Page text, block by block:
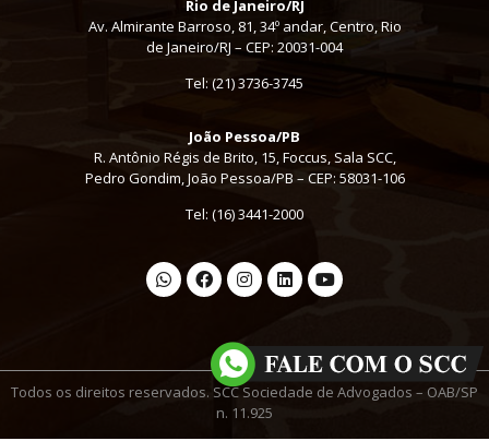
Rio de Janeiro/RJ
Av. Almirante Barroso, 81, 34º andar, Centro, Rio
de Janeiro/RJ – CEP: 20031-004
Tel: (21) 3736-3745
João Pessoa/PB
R. Antônio Régis de Brito, 15, Foccus, Sala SCC,
Pedro Gondim, João Pessoa/PB – CEP: 58031-106
Tel: (16) 3441-2000
Todos os direitos reservados. SCC Sociedade de Advogados – OAB/SP
n. 11.925